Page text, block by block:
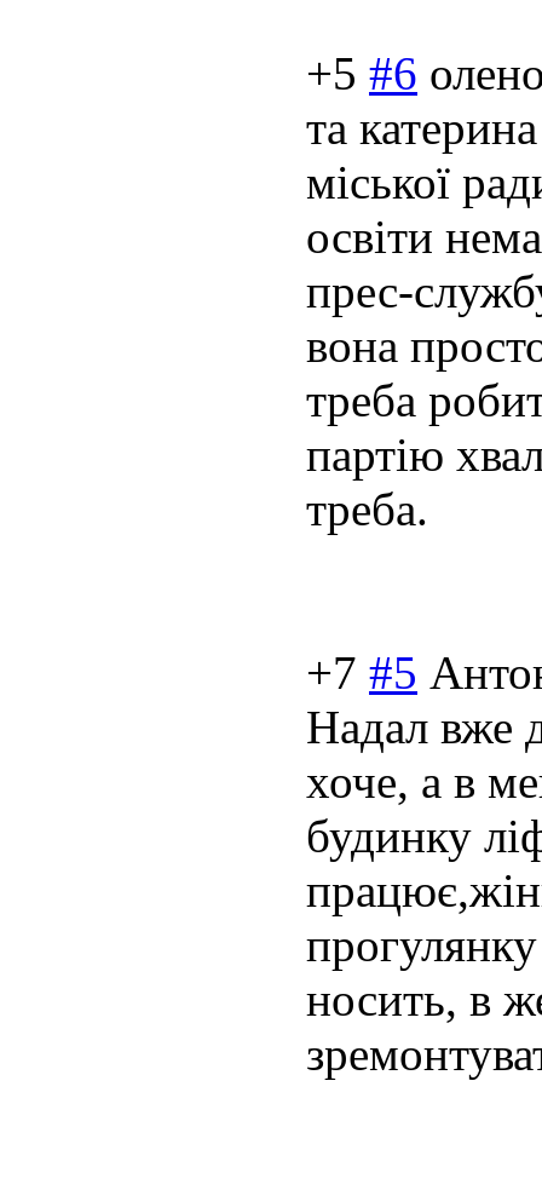
+5 #6
та
міської
освіти
прес-
вона
треба
партію
треба.
+7 #5
Надал вже
хоче, а в
будинку
носить, в